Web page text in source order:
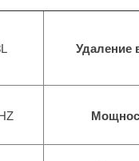
L Удаление